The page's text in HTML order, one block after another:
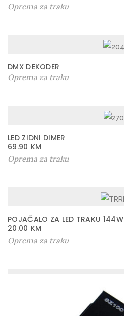
Oprema za traku
DMX DEKODER
Oprema za traku
LED ZIDNI DIMER
69.90 KM
Oprema za traku
POJAČALO ZA LED TRAKU 144W
20.00 KM
Oprema za traku